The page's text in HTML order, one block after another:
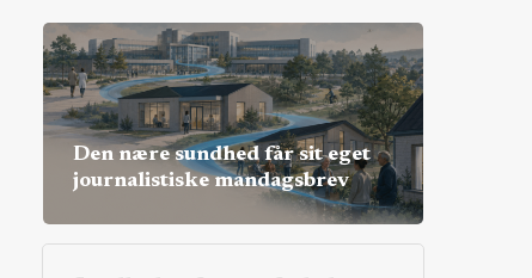
Den nære sundhed får sit eget
journalistiske mandagsbrev